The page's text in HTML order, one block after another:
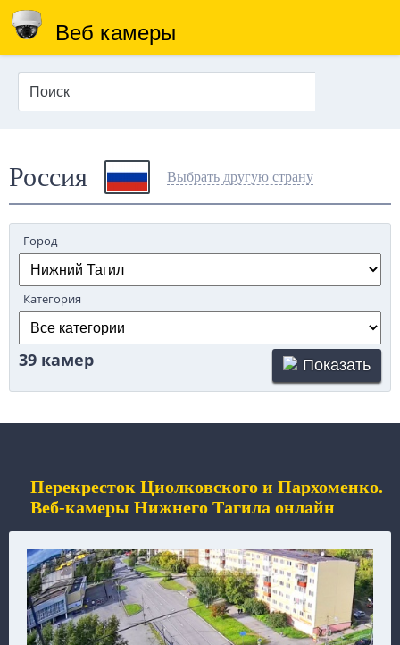
Веб камеры
Россия Выбрать другую страну
Город
Категория
39 камер Показать
Перекресток Циолковского и Пархоменко.
Веб-камеры Нижнего Тагила онлайн